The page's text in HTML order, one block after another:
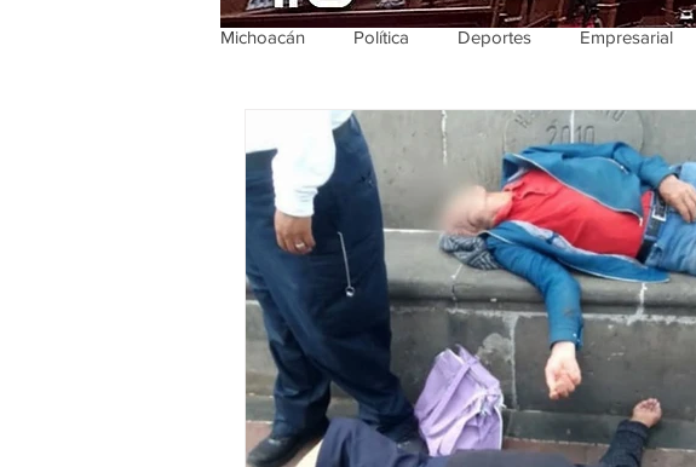
Michoacán Política Deportes Empresarial
Michoacán Nacionales Sucesos
Legislativo Seguridad Educación
Uruapan Ciencia y Tecnología Viral